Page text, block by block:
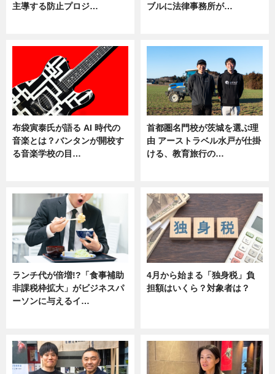
主導する防止プロジ…
ブルに法律事務所が…
布袋寅泰氏が語る AI 時代の
音楽とは？バンタンが開校す
る音楽学校の目…
首都圏名門校が茨城を選ぶ理
由 アーストラベル水戸が仕掛
ける、教育旅行の…
ランチ代が倍増!?「食事補助
非課税枠拡大」がビジネスパ
ーソンに与えるイ…
4月から始まる「独身税」負
担額はいくら？対象者は？